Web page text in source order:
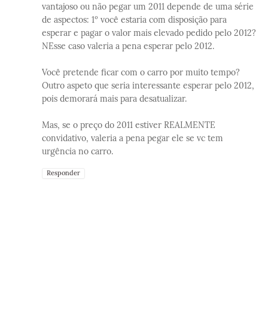
vantajoso ou não pegar um 2011 depende de uma série
de aspectos: 1º você estaria com disposição para
esperar e pagar o valor mais elevado pedido pelo 2012?
NEsse caso valeria a pena esperar pelo 2012.
Você pretende ficar com o carro por muito tempo?
Outro aspeto que seria interessante esperar pelo 2012,
pois demorará mais para desatualizar.
Mas, se o preço do 2011 estiver REALMENTE
convidativo, valeria a pena pegar ele se vc tem
urgência no carro.
Responder